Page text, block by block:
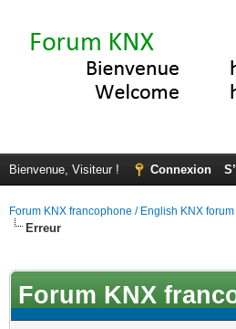
Bienvenue, Visiteur ! Connexion
Forum KNX francophone / English KNX forum
Erreur
Forum KNX